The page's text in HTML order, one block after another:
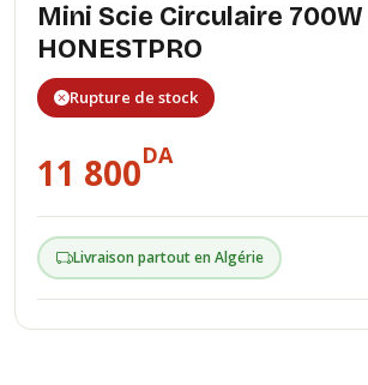
Mini Scie Circulaire 700W
HONESTPRO
Rupture de stock
11 800DA
Livraison partout en Algérie